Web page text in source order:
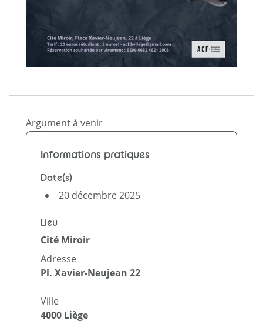
Argument à venir
Informations pratiques
Date(s)
20 décembre 2025
Lieu
Cité Miroir
Adresse
Pl. Xavier-Neujean 22
Ville
4000 Liège